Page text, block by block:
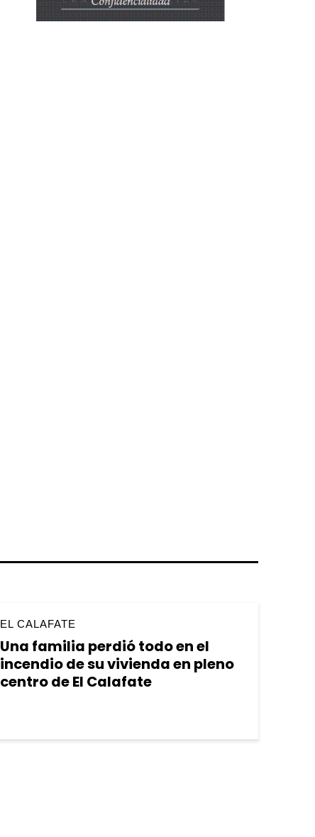
Una familia perdió todo en el
incendio de su vivienda en pleno
centro de El Calafate
EL CALAFATE